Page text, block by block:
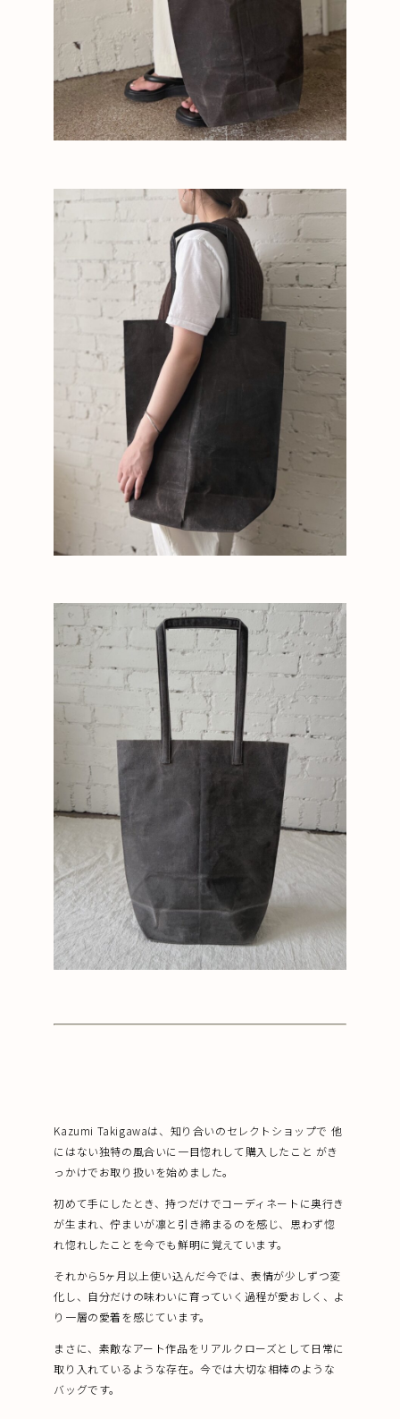
Kazumi Takigawaは、知り合いのセレクトショップで 他
にはない独特の風合いに一目惚れして購入したこと がき
っかけでお取り扱いを始めました。
初めて手にしたとき、持つだけでコーディネートに奥行き
が生まれ、佇まいが凛と引き締まるのを感じ、思わず惚
れ惚れしたことを今でも鮮明に覚えています。
それから5ヶ月以上使い込んだ今では、表情が少しずつ変
化し、自分だけの味わいに育っていく過程が愛おしく、よ
り一層の愛着を感じています。
まさに、素敵なアート作品をリアルクローズとして日常に
取り入れているような存在。今では大切な相棒のような
バッグです。